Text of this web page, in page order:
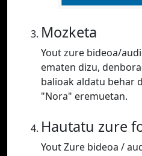
Mozketa
Yout zure bideoa/
ematen dizu,
balioak aldatu behar
"Nora" eremuetan.
Hautatu zure
Yout Zure bideoa /